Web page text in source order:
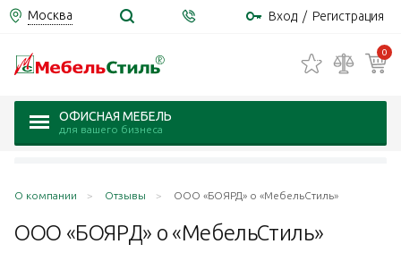
Москва Вход / Регистрация
0
ОФИСНАЯ МЕБЕЛЬ
для вашего бизнеса
О компании Отзывы ООО «БОЯРД» о «МебельСтиль»
ООО «БОЯРД» о «МебельСтиль»